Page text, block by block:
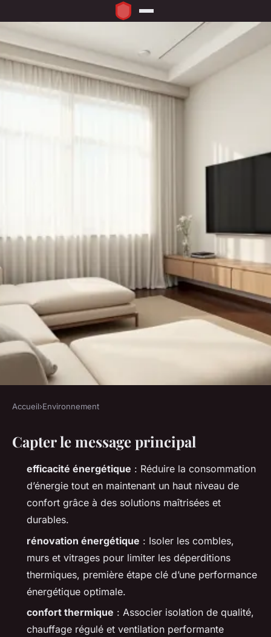
Réduire la consommation
énergétique tout en
améliorant le confort
29/06/2026 07:00
Accueil›Environnement
Capter le message principal
efficacité énergétique : Réduire la consommation
d’énergie tout en maintenant un haut niveau de
confort grâce à des solutions maîtrisées et
durables.
rénovation énergétique : Isoler les combles,
murs et vitrages pour limiter les déperditions
thermiques, première étape clé d’une performance
énergétique optimale.
confort thermique : Associer isolation de qualité,
chauffage régulé et ventilation performante